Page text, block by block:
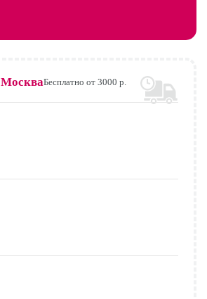
МоскваБесплатно от 3000 р.